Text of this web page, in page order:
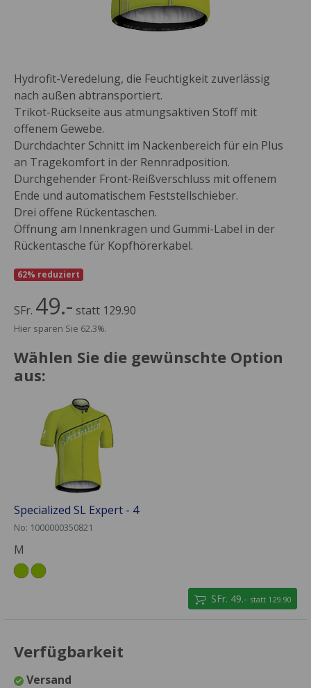
Hydrofit-Veredelung, die Feuchtigkeit zuverlässig
nach außen abtransportiert.
Trikot-Rückseite aus atmungsaktiven Stoff mit
offenem Gewebe.
Durchdachter Schnitt im Nackenbereich für ein Plus
an Tragekomfort in der Rennradposition.
Durchgehender Front-Reißverschluss mit offenem
Ende und automatischem Feststellschieber.
Drei offene Rückentaschen.
Öffnung am Innenkragen und Gummi-Label in der
Rückentasche für Kopfhörerkabel.
62% reduziert
SFr. 49.- statt 129.90
Hier sparen Sie 62.3%.
Wählen Sie die gewünschte Option
aus:
Specialized SL Expert - 4
No: 1000000350821
M
SFr. 49.- statt 129.90
Verfügbarkeit
Versand